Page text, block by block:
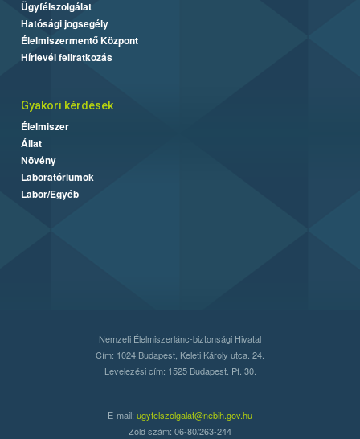
Ügyfélszolgálat
Hatósági jogsegély
Élelmiszermentő Központ
Hírlevél feliratkozás
Gyakori kérdések
Élelmiszer
Állat
Növény
Laboratóriumok
Labor/Egyéb
Nemzeti Élelmiszerlánc-biztonsági Hivatal
Cím: 1024 Budapest, Keleti Károly utca. 24.
Levelezési cím: 1525 Budapest. Pf. 30.
E-mail: ugyfelszolgalat@nebih.gov.hu
Zöld szám: 06-80/263-244